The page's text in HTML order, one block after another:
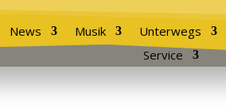
News Musik Unterwegs
Service